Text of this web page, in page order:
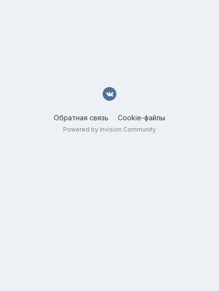
Обратная связь Cookie-файлы
Powered by Invision Community